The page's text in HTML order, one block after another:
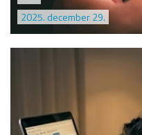
2025. december 29.